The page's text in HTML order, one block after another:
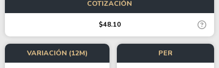
COTIZACIÓN
$48.10
VARIACIÓN (12M) PER